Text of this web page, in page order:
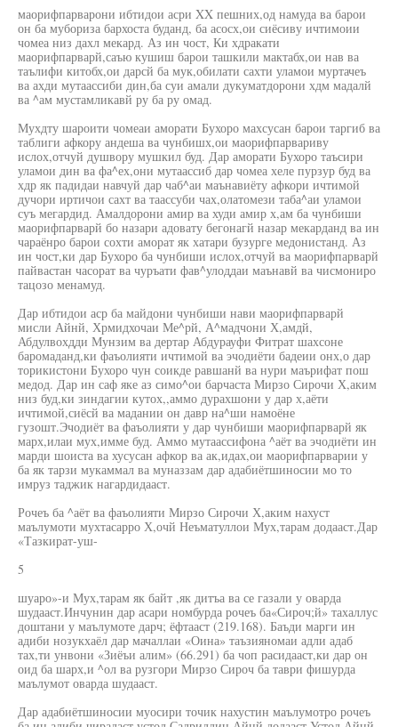
маорифпарварони ибтидои асри XX пешних,од намуда ва барои
он ба мубориза бархоста буданд, ба асосх,ои сиёсиву ичтимоии
чомеа низ дахл мекард. Аз ин чост, Ки хдракати
маорифпарварй,саъю кушиш барои ташкили мактабх,ои нав ва
таълифи китобх,ои дарсй ба мук,обилати сахти уламои муртачеъ
ва ахди мутаассиби дин,ба суи амали дукуматдорони хдм мадалй
ва ^ам мустамликавй ру ба ру омад.
Мухдту шароити чомеаи аморати Бухоро махсусан барои таргиб ва
таблиги афкору андеша ва чунбишх,ои маорифпарвариву
ислох,отчуй душвору мушкил буд. Дар аморати Бухоро таъсири
уламои дин ва фа^ех,они мутаассиб дар чомеа хеле пурзур буд ва
хдр як падидаи навчуй дар чаб^аи маънавиёту афкори ичтимой
дучори иртичои сахт ва таассуби чах,олатомези таба^аи уламои
суъ мегардид. Амалдорони амир ва худи амир х,ам ба чунбиши
маорифпарварй бо назари адовату бегонагй назар мекарданд ва ин
чараёнро барои сохти аморат як хатари бузурге медонистанд. Аз
ин чост,ки дар Бухоро ба чунбиши ислох,отчуй ва маорифпарварй
пайвастан часорат ва чуръати фав^улоддаи маънавй ва чисмониро
тацозо менамуд.
Дар ибтидои аср ба майдони чунбиши нави маорифпарварй
мисли Айнй, Хрмидхочаи Ме^рй, А^мадчони Х,амдй,
Абдулвохдди Мунзим ва дертар Абдурауфи Фитрат шахсоне
баромаданд,ки фаъолияти ичтимой ва эчодиёти бадеии онх,о дар
торикистони Бухоро чун соикде равшанй ва нури маърифат пош
медод. Дар ин саф яке аз симо^ои барчаста Мирзо Сирочи Х,аким
низ буд,ки зиндагии кутох,,аммо дурахшони у дар х,аёти
ичтимой,сиёсй ва мадании он давр на^ши намоёне
гузошт.Эчодиёт ва фаъолияти у дар чунбиши маорифпарварй як
марх,илаи мух,имме буд. Аммо мутаассифона ^аёт ва эчодиёти ин
марди шоиста ва хусусан афкор ва ак,идах,ои маорифпарварии у
ба як тарзи мукаммал ва муназзам дар адабиётшиносии мо то
имруз таджик нагардидааст.
Рочеъ ба ^аёт ва фаъолияти Мирзо Сирочи Х,аким нахуст
маълумоти мухтасарро Х,очй Неъматуллои Мух,тарам додааст.Дар
«Тазкират-уш-
5
шуаро»-и Мух,тарам як байт ,як дитъа ва се газали у оварда
шудааст.Инчунин дар асари номбурда рочеъ ба«Сироч;й» тахаллус
доштани у маълумоте дарч; ёфтааст (219.168). Баъди марги ин
адиби нозукхаёл дар мачаллаи «Оина» таъзияномаи адли адаб
тах,ти унвони «Зиёъи алим» (66.291) ба чоп расидааст,ки дар он
оид ба шарх,и ^ол ва рузгори Мирзо Сироч ба таври фишурда
маълумот оварда шудааст.
Дар адабиётшиносии муосири точик нахустин маълумотро рочеъ